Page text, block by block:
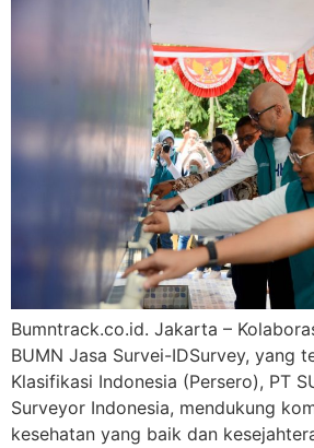
Bumntrack.co.id. Jakarta –
BUMN Jasa Survei-IDSurvey, yang
Klasifikasi Indonesia (Persero), PT
Surveyor Indonesia, mendukung
kesehatan yang baik dan